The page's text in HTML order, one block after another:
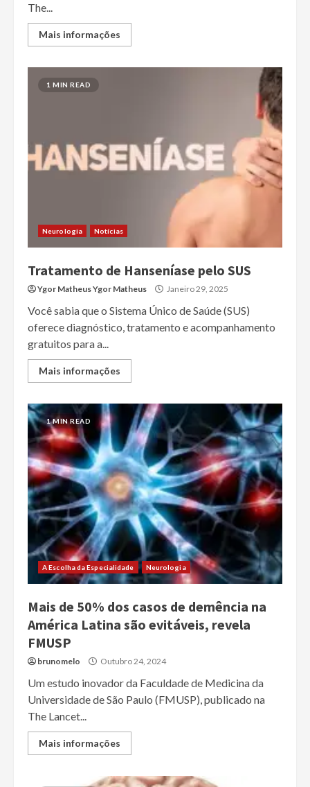
The...
Mais informações
1 MIN READ
Neurologia Notícias
Tratamento de Hanseníase pelo SUS
Ygor Matheus Ygor Matheus Janeiro 29, 2025
Você sabia que o Sistema Único de Saúde (SUS)
oferece diagnóstico, tratamento e acompanhamento
gratuitos para a...
Mais informações
1 MIN READ
A Escolha da Especialidade Neurologia
Mais de 50% dos casos de demência na
América Latina são evitáveis, revela
FMUSP
brunomelo Outubro 24, 2024
Um estudo inovador da Faculdade de Medicina da
Universidade de São Paulo (FMUSP), publicado na
The Lancet...
Mais informações